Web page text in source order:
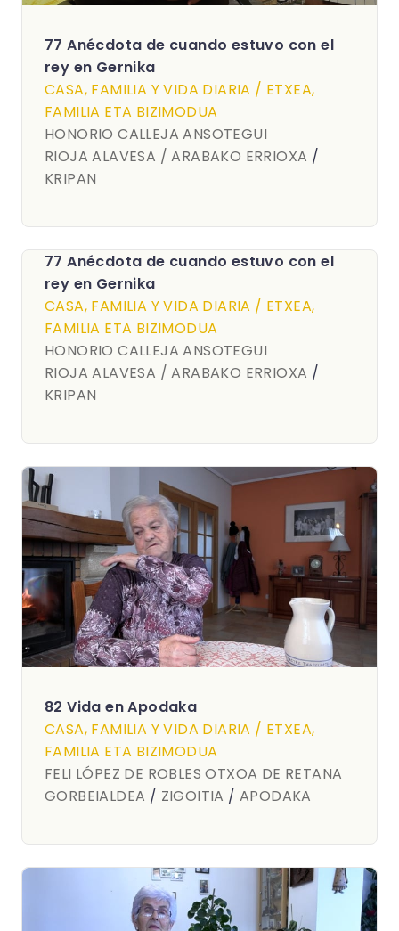
77 Anécdota de cuando estuvo con el
rey en Gernika
CASA, FAMILIA Y VIDA DIARIA / ETXEA,
FAMILIA ETA BIZIMODUA
HONORIO CALLEJA ANSOTEGUI
RIOJA ALAVESA / ARABAKO ERRIOXA /
KRIPAN
77 Anécdota de cuando estuvo con el
rey en Gernika
CASA, FAMILIA Y VIDA DIARIA / ETXEA,
FAMILIA ETA BIZIMODUA
HONORIO CALLEJA ANSOTEGUI
RIOJA ALAVESA / ARABAKO ERRIOXA /
KRIPAN
82 Vida en Apodaka
CASA, FAMILIA Y VIDA DIARIA / ETXEA,
FAMILIA ETA BIZIMODUA
FELI LÓPEZ DE ROBLES OTXOA DE RETANA
GORBEIALDEA / ZIGOITIA /APODAKA